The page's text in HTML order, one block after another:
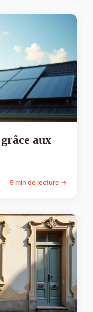
aux
9 min de lecture →